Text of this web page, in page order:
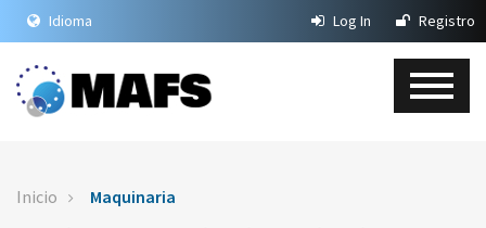
Idioma Log In Registro
Inicio Maquinaria